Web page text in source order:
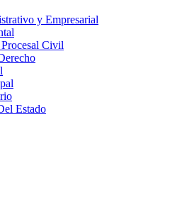
y Empresarial
Civil
Estado